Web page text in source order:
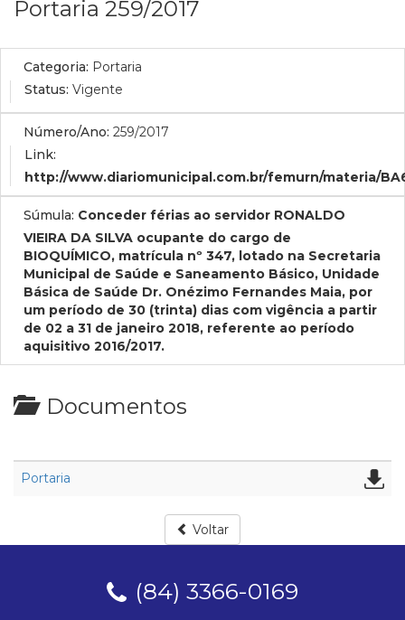
Portaria 259/2017
Categoria: Portaria
Status: Vigente
Número/Ano: 259/2017
Link:
http://www.diariomunicipal.com.br/femurn/materia/
Súmula: Conceder férias ao servidor RONALDO
VIEIRA DA SILVA ocupante do cargo de
BIOQUÍMICO, matrícula nº 347, lotado na Secretaria
Municipal de Saúde e Saneamento Básico, Unidade
Básica de Saúde Dr. Onézimo Fernandes Maia, por
um período de 30 (trinta) dias com vigência a partir
de 02 a 31 de janeiro 2018, referente ao período
aquisitivo 2016/2017.
Documentos
Portaria
Voltar
(84) 3366-0169